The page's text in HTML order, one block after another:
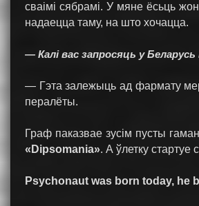
сваімі сябрамі. У мяне ёсьць
надаецца таму, на што хочацца.
— Калі вас запросяць у
— Гэта залежыць ад фармату
пералёты.
Граф паказвае зусім пусты
«Dipsomania». А ўлетку
Psychonaut was born today, he